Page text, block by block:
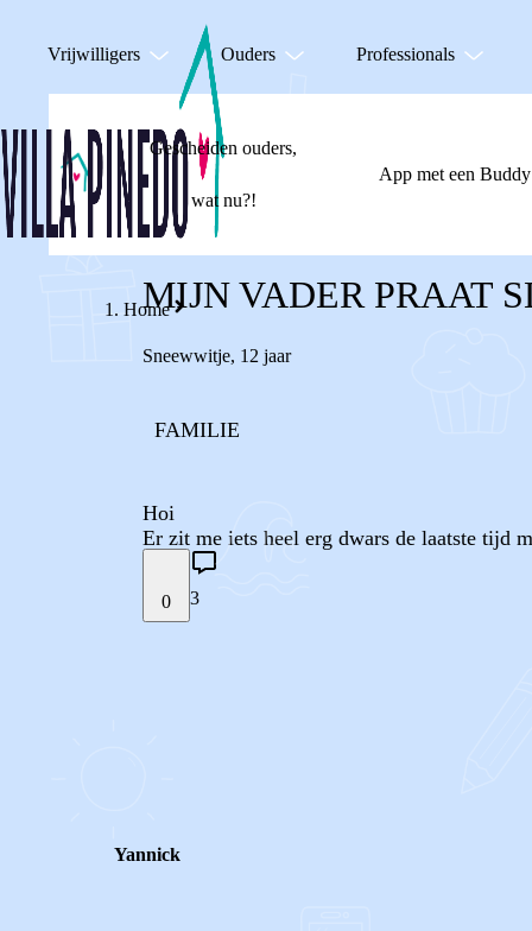
Vrijwilligers Ouders Professionals
Gescheiden ouders,
wat nu?!
App met een Buddy
Home
MIJN VADER PRAAT
Sneewwitje, 12 jaar
FAMILIE
Hoi
Er zit me iets heel erg dwars de laatste tijd
0 3
Yannick